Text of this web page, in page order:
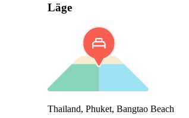
Läge
Thailand, Phuket, Bangtao Beach